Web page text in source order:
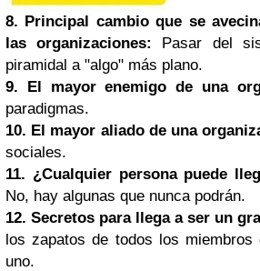
8. Principal cambio que se
las organizaciones:
Pasar del
piramidal a "algo" más plano.
9. El mayor enemigo de una
paradigmas.
10. El mayor aliado de una
sociales.
11. ¿Cualquier persona puede
No, hay algunas que nunca podrán.
12. Secretos para llega a ser un
los zapatos de todos los miembros
uno.